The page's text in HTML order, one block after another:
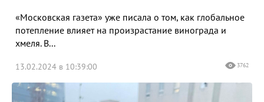
«Московская газета» уже писала о том, как глобальное
потепление влияет на произрастание винограда и
хмеля. В...
13.02.2024 в 10:39:00 3762